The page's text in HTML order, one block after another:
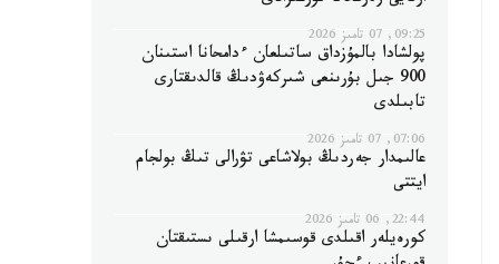
09:25, 07 تامىز 2026
پولشادا بالمۇزداق ساتىلعان ءدامحانا استىنان
900 جىل بۇرىنعى شىركەۋدىڭ قالدىقتارى
تابىلدى
07:06, 07 تامىز 2026
عالىمدار جەردىڭ بولاشاعى تۋرالى تىڭ بولجام
ايتتى
22:44, 06 تامىز 2026
كورەيلەر اقىلدى قوسىمشا ارقىلى ىستىقتان